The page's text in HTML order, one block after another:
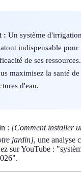
: Un système
indispensable
de ses
maximisez la santé
d'eau.
: [Comment installer
jardin], une analyse
sur YouTube :